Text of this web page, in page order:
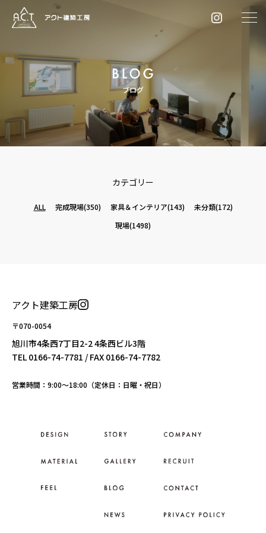
ブログ
カテゴリー
ALL 完成現場(350) 家具＆インテリア(143) 未分類(172)
現場(1498)
アクト建築工房
〒070-0054
旭川市4条西7丁目2-2 4条西ビル3階
TEL 0166-74-7781 / FAX 0166-74-7782
営業時間：9:00〜18:00（定休日：日曜・祝日）